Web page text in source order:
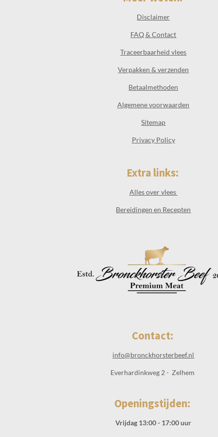
Disclaimer
FAQ & Contact
Traceerbaarheid vlees
Verpakken & verzenden
Betaalmethoden
Algemene voorwaarden
Sitemap
Privacy Policy
Extra links:
Alles over vlees
Bereidingen en Recepten
Contact:
info@bronckhorsterbeef.nl
Everhardinkweg 2 - Zelhem
Openingstijden:
Vrijdag 13:00 - 17:00 uur